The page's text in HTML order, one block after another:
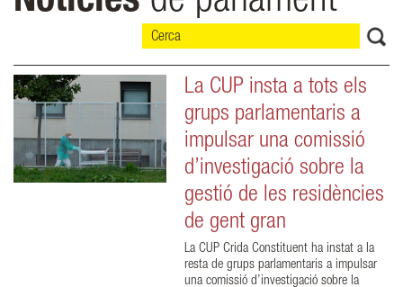
La CUP insta a tots els
grups parlamentaris a
impulsar una comissió
d’investigació sobre la
gestió de les residències
de gent gran
La CUP Crida Constituent ha instat a la
resta de grups parlamentaris a impulsar
una comissió d’investigació sobre la